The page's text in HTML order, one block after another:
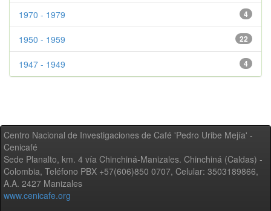
4
1970 - 1979
22
1950 - 1959
4
1947 - 1949
Centro Nacional de Investigaciones de Café 'Pedro Uribe Mejía' -
Cenicafé
Sede Planalto, km. 4 vía Chinchiná-Manizales. Chinchiná (Caldas) -
Colombia, Teléfono PBX +57(606)850 0707, Celular: 3503189866,
A.A. 2427 Manizales
www.cenicafe.org